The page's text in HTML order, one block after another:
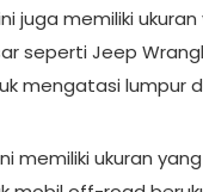
juga memiliki
seperti Jeep
mengatasi lumpur
memiliki ukuran